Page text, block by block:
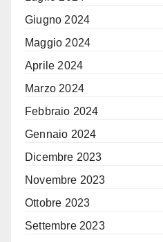
Giugno 2024
Maggio 2024
Aprile 2024
Marzo 2024
Febbraio 2024
Gennaio 2024
Dicembre 2023
Novembre 2023
Ottobre 2023
Settembre 2023